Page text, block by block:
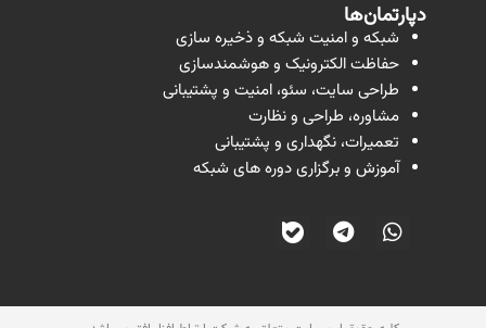
دپارتمان‌ها
شبکه و امنیت شبکه و ذخیره سازی
حفاظت الکترونیک و هوشمندسازی
طراحی سایت، سئو، امنیت و پشتیبانی
مشاوره، طراحی و نظارت
تعمیرات، نگهداری و پشتیبانی
آموزش و برگزاری دوره های شبکه